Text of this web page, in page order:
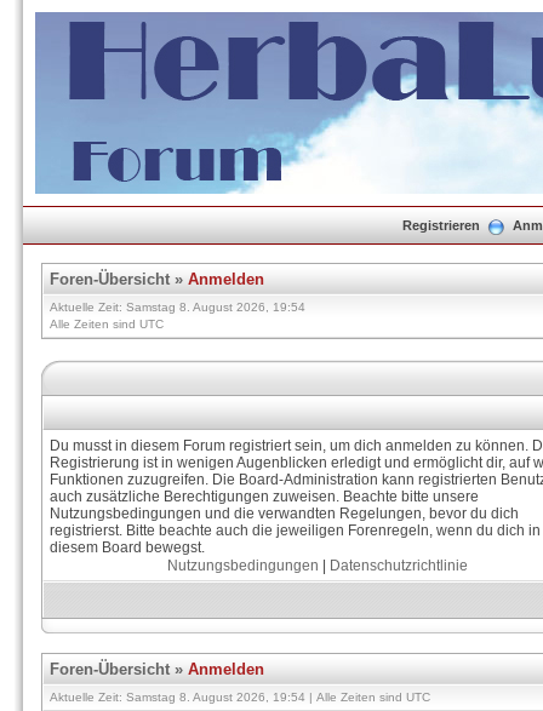
Registrieren
Foren-Übersicht» Anmelden
Aktuelle Zeit: Samstag 8. August 2026, 19:54
Alle Zeiten sind UTC
Du musst in diesem Forum registriert sein, um dich anmelden zu können.
Registrierung ist in wenigen Augenblicken erledigt und ermöglicht dir, auf
Funktionen zuzugreifen. Die Board-Administration kann registrierten
auch zusätzliche Berechtigungen zuweisen. Beachte bitte unsere
Nutzungsbedingungen und die verwandten Regelungen, bevor du dich
registrierst. Bitte beachte auch die jeweiligen Forenregeln, wenn du dich in
diesem Board bewegst.
Nutzungsbedingungen
Datenschutzrichtlinie
Foren-Übersicht» Anmelden
Aktuelle Zeit: Samstag 8. August 2026, 19:54 | Alle Zeiten sind UTC